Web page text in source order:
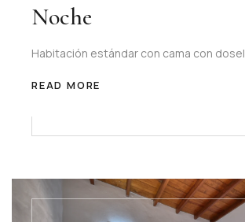
Noche
Habitación estándar con cama con dosel
READ MORE